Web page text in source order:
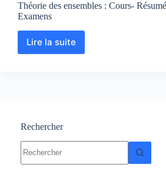
Théorie des ensembles : Cours-
Examens
Lire la suite
Théorie
Examens
Rechercher
résultat